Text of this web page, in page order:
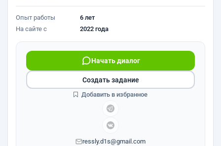
Опыт работы
6 лет
На сайте с
2022 года
Начать диалог
ressly.d1s@gmail.com
Создать задание
Добавить в избранное